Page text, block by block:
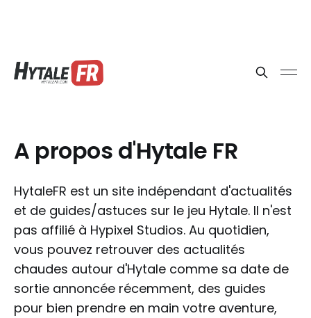
A propos d'Hytale FR
HytaleFR est un site indépendant d'actualités
et de guides/astuces sur le jeu Hytale. Il n'est
pas affilié à Hypixel Studios. Au quotidien,
vous pouvez retrouver des actualités
chaudes autour d'Hytale comme sa date de
sortie annoncée récemment, des guides
pour bien prendre en main votre aventure,